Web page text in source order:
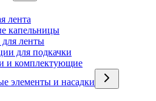
лента
капельницы
ленты
для подкачки
и комплектующие
элементы и насадки